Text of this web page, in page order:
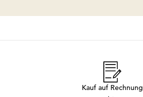
Kauf auf Rechnung